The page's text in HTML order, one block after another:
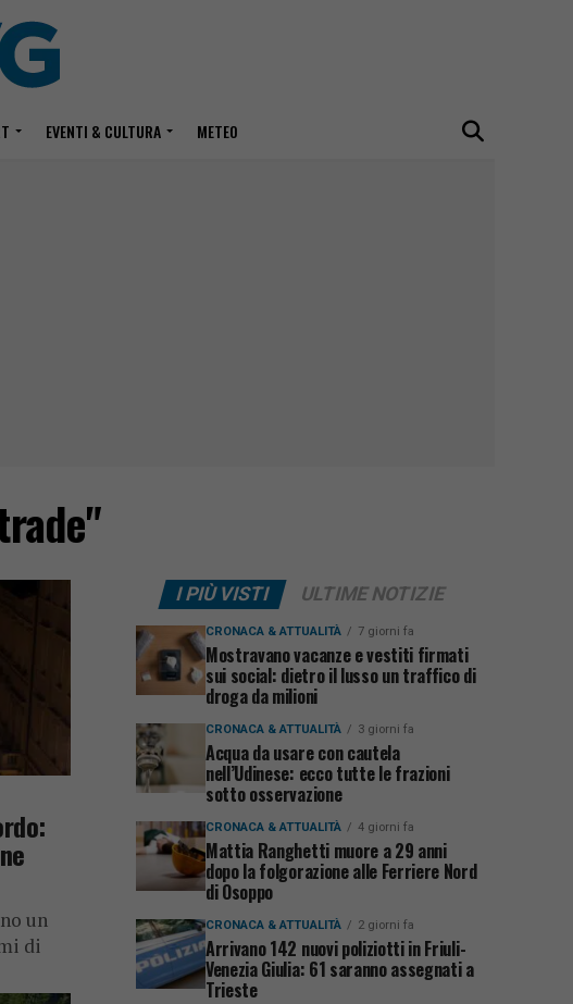
EVENTI & CULTURA METEO
un
di
I PIÙ VISTI ULTIME NOTIZIE
CRONACA & ATTUALITÀ 7 giorni fa
Mostravano vacanze e vestiti firmati
sui social: dietro il lusso un traffico di
droga da milioni
CRONACA & ATTUALITÀ 3 giorni fa
Acqua da usare con cautela
nell’Udinese: ecco tutte le frazioni
sotto osservazione
CRONACA & ATTUALITÀ 4 giorni fa
Mattia Ranghetti muore a 29 anni
dopo la folgorazione alle Ferriere Nord
di Osoppo
CRONACA & ATTUALITÀ 2 giorni fa
Arrivano 142 nuovi poliziotti in Friuli-
Venezia Giulia: 61 saranno assegnati a
Trieste